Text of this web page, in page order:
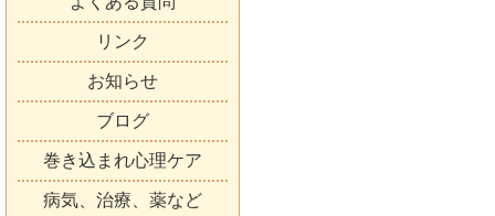
リンク
お知らせ
ブログ
巻き込まれ心理ケア
病気、治療、薬など